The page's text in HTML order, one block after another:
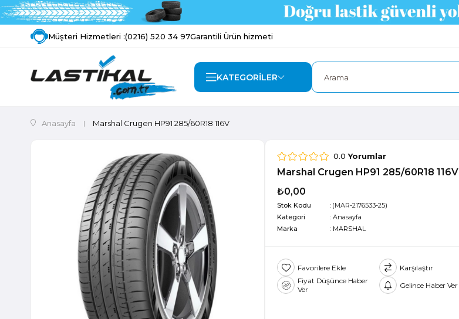
Müşteri Hizmetleri :(0216) 520 34 97Garantili Ürün hizmeti
KATEGORİLER
Anasayfa Marshal Crugen HP91 285/60R18 116V
0.0 Yorumlar
Marshal Crugen HP91 285/60R18 116V
₺0,00
Stok Kodu
(MAR-2176533-25)
Kategori
:Anasayfa
Marka
: MARSHAL
Favorilere Ekle
Karşılaştır
Fiyat Düşünce Haber
Ver
Gelince Haber Ver